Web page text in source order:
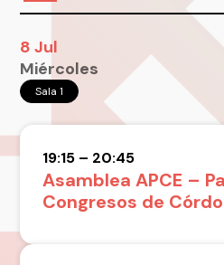
8 Jul
Miércoles
Sala 1
19:15 – 20:45
Asamblea APCE –
Congresos de